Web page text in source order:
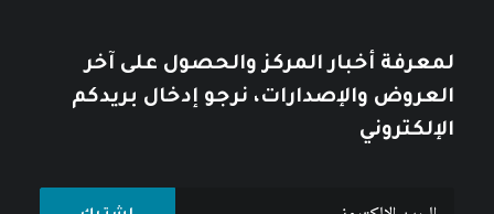
لمعرفة أخبار المركز والحصول على آخر
العروض والإصدارات، نرجو إدخال بريدكم
الإلكتروني